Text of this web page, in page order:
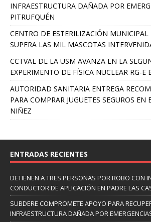
INFRAESTRUCTURA DAÑADA POR
PITRUFQUÉN
CENTRO DE ESTERILIZACIÓN MUNICIPAL
SUPERA LAS MIL MASCOTAS
CCTVAL DE LA USM AVANZA EN LA
EXPERIMENTO DE FÍSICA NUCLEAR RG-E
AUTORIDAD SANITARIA ENTREGA
PARA COMPRAR JUGUETES SEGUROS EN
NIÑEZ
ENTRADAS RECIENTES
DETIENEN A TRES PERSONAS POR ROBO CON
CONDUCTOR DE APLICACIÓN EN PADRE LAS
SUBDERE COMPROMETE APOYO PARA
INFRAESTRUCTURA DAÑADA POR